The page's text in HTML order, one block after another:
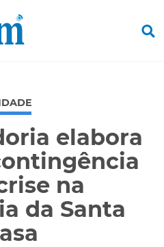
elabora
na
da Santa